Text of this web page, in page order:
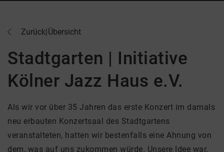
Zurück|Übersicht
Stadtgarten | Initiative
Kölner Jazz Haus e.V.
Als wir vor über 35 Jahren das erste Konzert im damals
neu erbauten Konzertsaal des Stadtgartens
veranstalteten, hatten wir bestenfalls eine Ahnung von
dem, was auf uns zukommen würde. Unsere Idee war,